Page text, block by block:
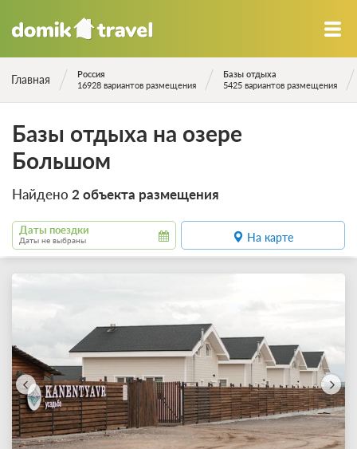
Главная
Россия
16928 вариантов размещения
Базы отдыха
5425 вариантов размещения
Базы отдыха на озере
Большом
Найдено 2 объекта размещения
Даты поездки
Даты не выбраны На карте